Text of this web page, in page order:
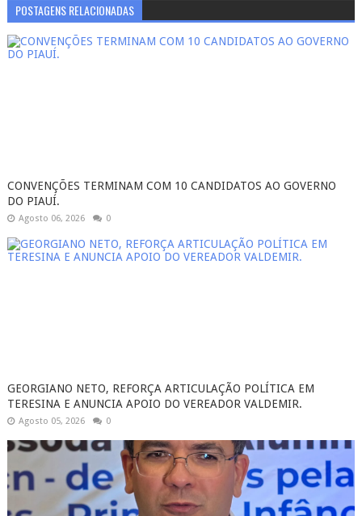
POSTAGENS RELACIONADAS
CONVENÇÕES TERMINAM COM 10 CANDIDATOS AO GOVERNO
DO PIAUÍ.
Agosto 06, 2026 0
GEORGIANO NETO, REFORÇA ARTICULAÇÃO POLÍTICA EM
TERESINA E ANUNCIA APOIO DO VEREADOR VALDEMIR.
Agosto 05, 2026 0